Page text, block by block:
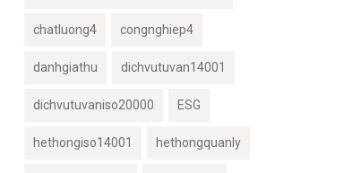
chatluong4 congnghiep4
danhgiathu dichvutuvan14001
dichvutuvaniso20000 ESG
hethongiso14001 hethongquanly